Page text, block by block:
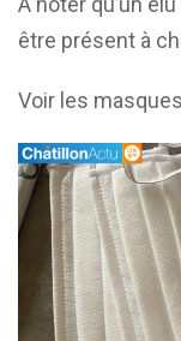
être présent à
Voir les